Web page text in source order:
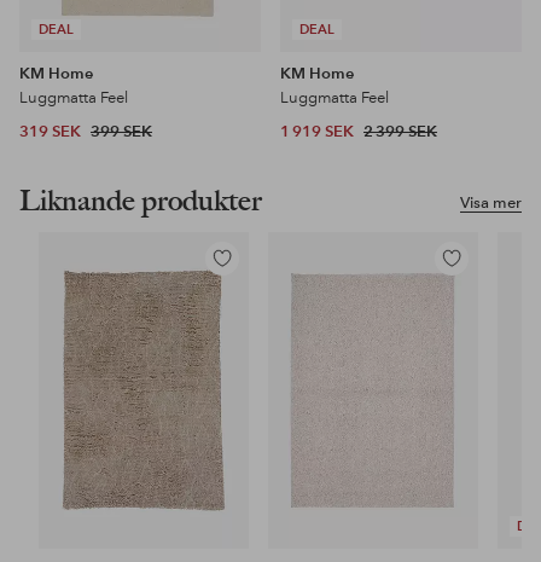
DEAL
KM Home
Luggmatta Feel
319 SEK 399 SEK
DEAL
KM Home
Luggmatta Feel
1 919 SEK 2 399 SEK
Visa mer
Liknande produkter
Lägg
till
i
favoriter
Lägg
till
i
favoriter